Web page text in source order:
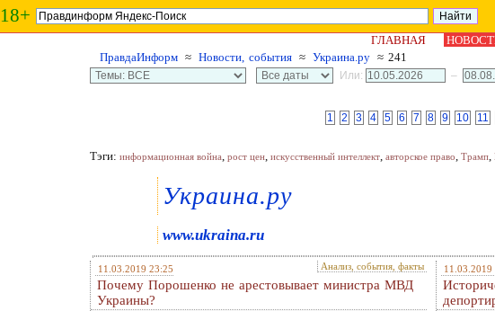
18+
ГЛАВНАЯ
ПравдаИнформ ≈ Новости, события ≈ Украина.ру ≈ 241
Или:
–
1
2 3 4 5 6 7 8 9 10 11
Тэги: информационная война, рост цен, искусственный интеллект, авторское право, Трамп,
Украина.ру
www.ukraina.ru
11.03.2019 23:25 Анализ, события, факты
Почему Порошенко не арестовывает министра МВД
Украины?
11.03.2019